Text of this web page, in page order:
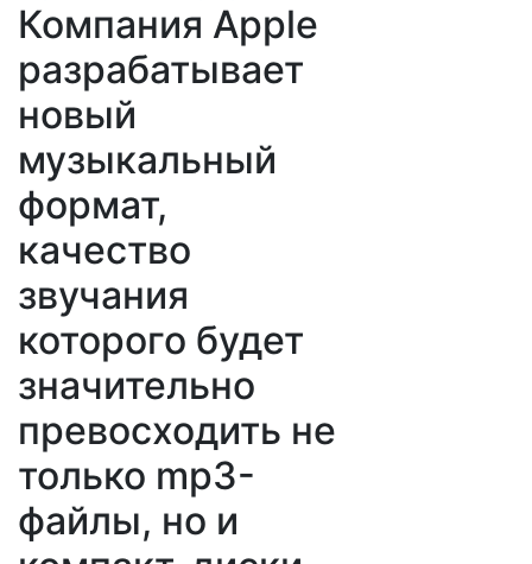
Компания Apple
разрабатывает
новый
музыкальный
формат,
качество
звучания
которого будет
значительно
превосходить не
только mp3-
файлы, но и